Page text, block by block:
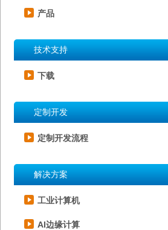
产品
技术支持
下载
定制开发
定制开发流程
解决方案
工业计算机
AI边缘计算